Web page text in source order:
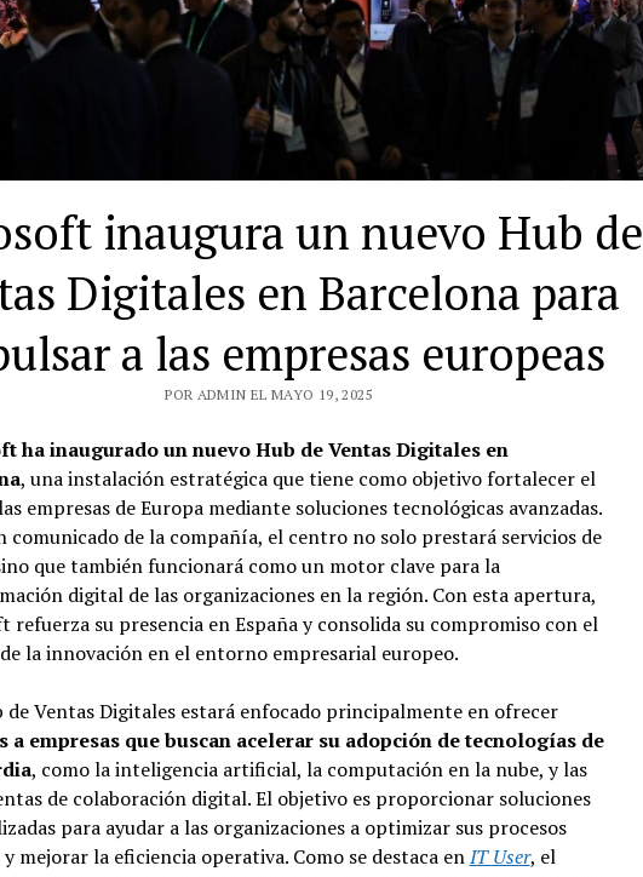
inaugura un nuevo Hub de
Digitales en Barcelona para
a las empresas europeas
POR ADMIN EL MAYO 19, 2025
ha inaugurado un nuevo Hub de Ventas Digitales en
, una instalación estratégica que tiene como objetivo fortalecer el
empresas de Europa mediante soluciones tecnológicas avanzadas.
comunicado de la compañía, el centro no solo prestará servicios de
que también funcionará como un motor clave para la
digital de las organizaciones en la región. Con esta apertura,
refuerza su presencia en España y consolida su compromiso con el
la innovación en el entorno empresarial europeo.
de Ventas Digitales estará enfocado principalmente en ofrecer
a empresas que buscan acelerar su adopción de tecnologías de
, como la inteligencia artificial, la computación en la nube, y las
de colaboración digital. El objetivo es proporcionar soluciones
para ayudar a las organizaciones a optimizar sus procesos
mejorar la eficiencia operativa. Como se destaca enIT User, el